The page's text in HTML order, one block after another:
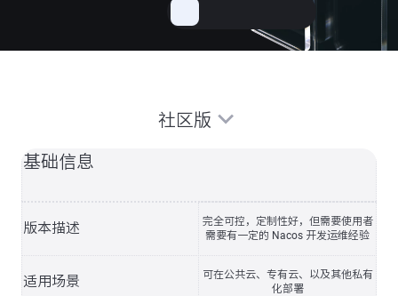
社区版
基础信息
版本描述
完全可控，定制性好，但需要使用者
需要有一定的 Nacos 开发运维经验
适用场景
可在公共云、专有云、以及其他私有
化部署